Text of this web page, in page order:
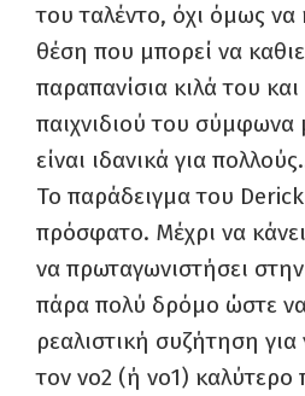
του ταλέντο, όχι όμως να
θέση που μπορεί να
παραπανίσια κιλά του
παιχνιδιού του σύμφωνα
είναι ιδανικά για
Το παράδειγμα του Derick
πρόσφατο. Μέχρι να
να πρωταγωνιστήσει
πάρα πολύ δρόμο ώστε
ρεαλιστική συζήτηση για
τον νο2 (ή νο1) καλύτερο